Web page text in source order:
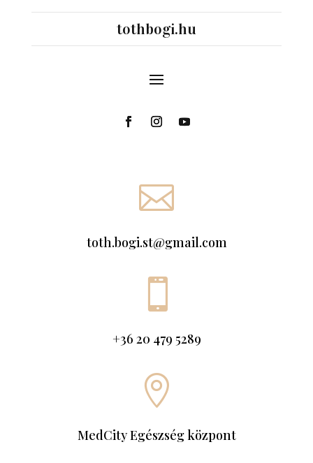
tothbogi.hu

toth.bogi.st@gmail.com

+36 20 479 5289

MedCity Egészség központ